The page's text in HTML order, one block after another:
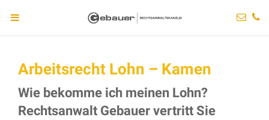
Arbeitsrecht Lohn – Kamen
Wie bekomme ich meinen Lohn?
Rechtsanwalt Gebauer vertritt Sie